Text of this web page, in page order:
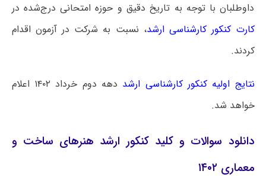
داوطلبان با توجه به تاریخ دقیق و حوزه امتحانی درج‌شده در
کارت کنکور کارشناسی ارشد، نسبت به شرکت در آزمون اقدام
کردند.
نتایج اولیه کنکور کارشناسی ارشد
دهه دوم خرداد ۱۴۰۲ اعلام
خواهد شد.
دانلود سوالات و کلید کنکور ارشد هنرهای ساخت و
معماری ۱۴۰۲